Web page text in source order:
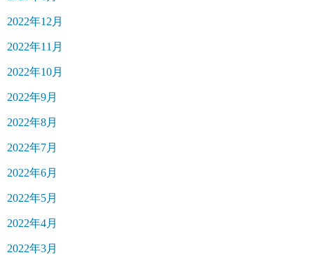
2022年12月
2022年11月
2022年10月
2022年9月
2022年8月
2022年7月
2022年6月
2022年5月
2022年4月
2022年3月